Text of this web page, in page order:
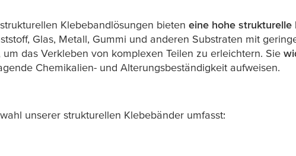
Klebebandlösungen bieten eine hohe strukturelle
Glas, Metall, Gummi und anderen Substraten mit
um das Verkleben von komplexen Teilen zu erleichtern. Sie
Chemikalien- und Alterungsbeständigkeit aufweisen.
unserer strukturellen Klebebänder umfasst: